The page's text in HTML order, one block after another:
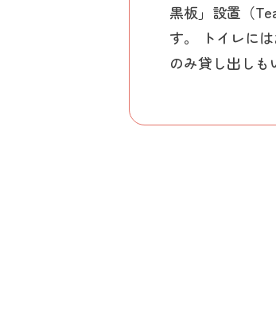
黒板」設置（
す。 トイレに
のみ貸し出しも